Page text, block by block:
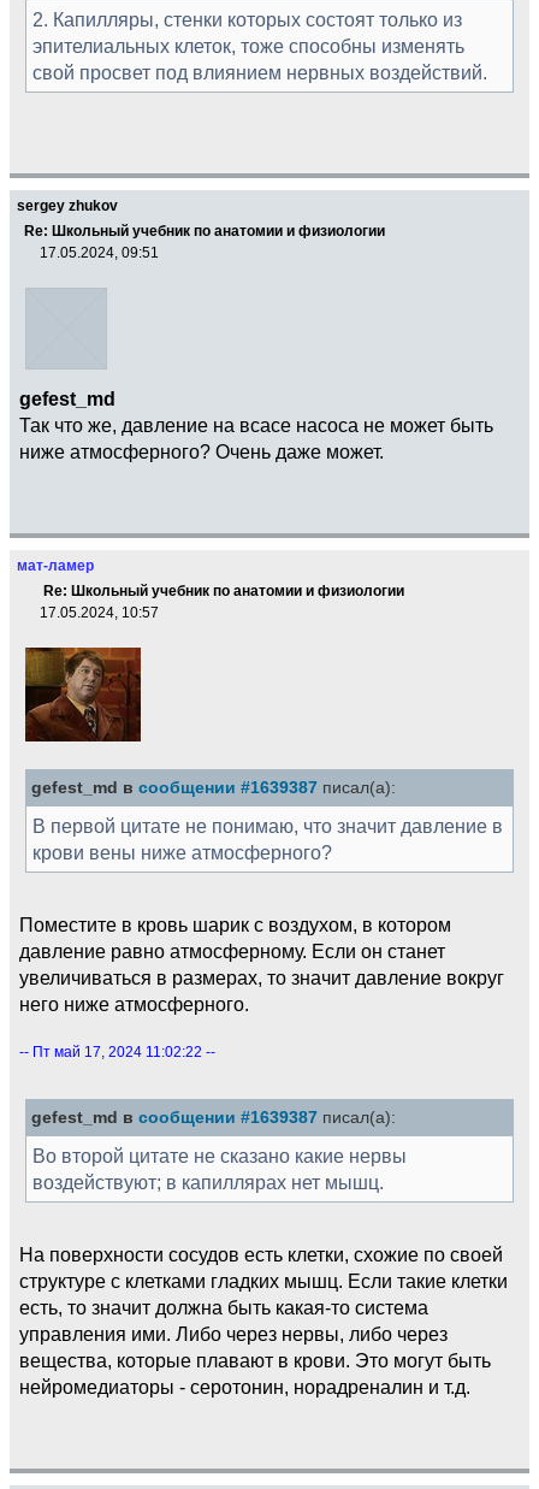
2. Капилляры, стенки которых состоят только из
эпителиальных клеток, тоже способны изменять
свой просвет под влиянием нервных воздействий.
sergey zhukov
Re: Школьный учебник по анатомии и физиологии
17.05.2024, 09:51
gefest_md
Так что же, давление на всасе насоса не может быть
ниже атмосферного? Очень даже может.
мат-ламер
Re: Школьный учебник по анатомии и физиологии
17.05.2024, 10:57
gefest_md в сообщении #1639387 писал(а):
В первой цитате не понимаю, что значит давление в
крови вены ниже атмосферного?
Поместите в кровь шарик с воздухом, в котором
давление равно атмосферному. Если он станет
увеличиваться в размерах, то значит давление вокруг
него ниже атмосферного.
-- Пт май 17, 2024 11:02:22 --
gefest_md в сообщении #1639387 писал(а):
Во второй цитате не сказано какие нервы
воздействуют; в капиллярах нет мышц.
На поверхности сосудов есть клетки, схожие по своей
структуре с клетками гладких мышц. Если такие клетки
есть, то значит должна быть какая-то система
управления ими. Либо через нервы, либо через
вещества, которые плавают в крови. Это могут быть
нейромедиаторы - серотонин, норадреналин и т.д.